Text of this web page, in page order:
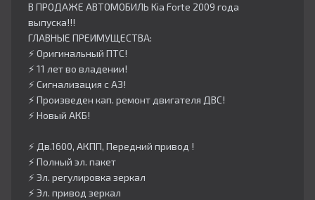
В ПРОДАЖЕ АВТОМОБИЛЬ Kia Forte 2009 года
выпуска!!!
ГЛАВНЫЕ ПРЕИМУЩЕСТВА:
⚡️ Оригинальный ПТС!
⚡️ ⁠11 лет во владении!
⚡️ Сигнализация с АЗ!
⚡️ ⁠Произведен кап. ремонт двигателя ДВС!
⚡️ ⁠Новый АКБ!
⚡️ Дв.1600, АКПП, Передний привод !
⚡️ Полный эл. пакет
⚡️ Эл. регулировка зеркал
⚡️ Эл. привод зеркал